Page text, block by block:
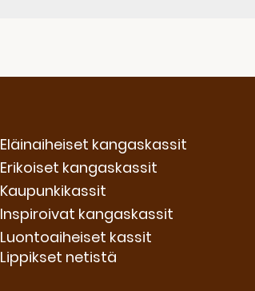
Eläinaiheiset kangaskassit
Erikoiset kangaskassit
Kaupunkikassit
Inspiroivat kangaskassit
Luontoaiheiset kassit
Lippikset netistä